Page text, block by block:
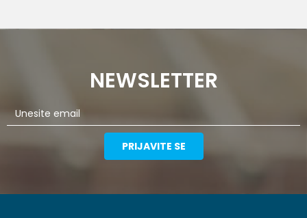
NEWSLETTER
PRIJAVITE SE